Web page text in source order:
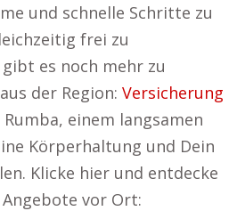
und schnelle Schritte zu
frei zu
es noch mehr zu
der Region: Versicherung
Rumba, einem langsamen
Körperhaltung und Dein
Klicke hier und entdecke
vor Ort: